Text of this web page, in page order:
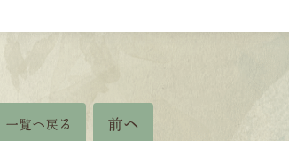
一覧へ戻る 前へ